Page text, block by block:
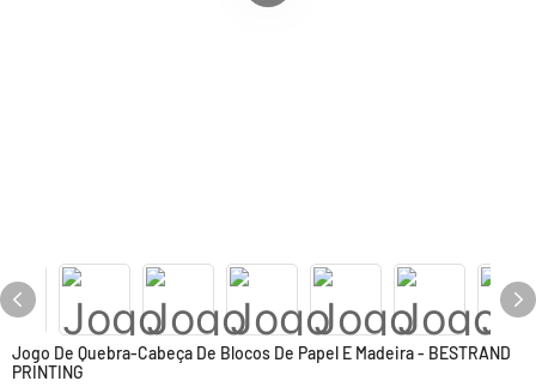
Jogo De Quebra-Cabeça De Blocos De Papel E Madeira - BESTRAND
PRINTING